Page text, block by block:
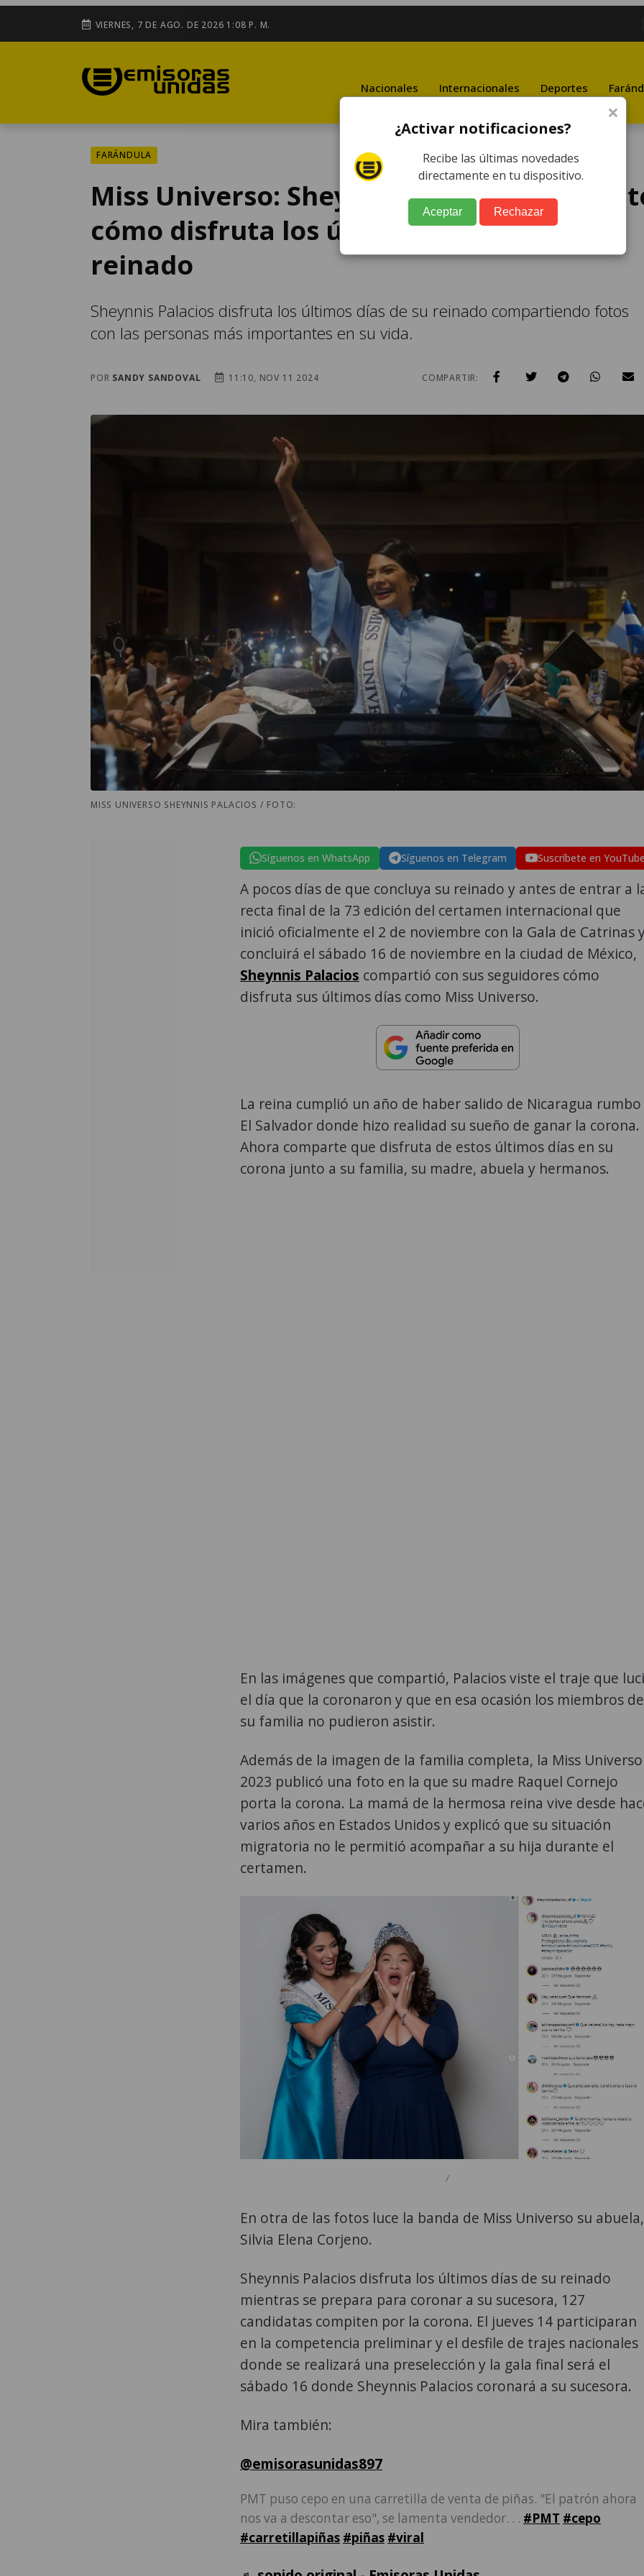
VIERNES, 7 DE AGO. DE 2026 1:08 P. M.
Nacionales Internacionales Deportes
FARÁNDULA
Miss Universo: Sheynnis Palacios
cómo disfruta los últimos días de su
reinado
Sheynnis Palacios disfruta los últimos días de su reinado compartiendo fotos
con las personas más importantes en su vida.
POR SANDY SANDOVAL 11:10, NOV 11 2024 COMPARTIR:
MISS UNIVERSO SHEYNNIS PALACIOS / FOTO:
Síguenos en WhatsApp Síguenos en Telegram Suscríbete en
A pocos días de que concluya su reinado y antes de entrar a
recta final de la 73 edición del certamen internacional que
inició oficialmente el 2 de noviembre con la Gala de Catrinas
concluirá el sábado 16 de noviembre en la ciudad de México,
Sheynnis Palacios compartió con sus seguidores cómo
disfruta sus últimos días como Miss Universo.
La reina cumplió un año de haber salido de Nicaragua rumbo
El Salvador donde hizo realidad su sueño de ganar la corona.
Ahora comparte que disfruta de estos últimos días en su
corona junto a su familia, su madre, abuela y hermanos.
En las imágenes que compartió, Palacios viste el traje que
el día que la coronaron y que en esa ocasión los miembros de
su familia no pudieron asistir.
Además de la imagen de la familia completa, la Miss Universo
2023 publicó una foto en la que su madre Raquel Cornejo
porta la corona. La mamá de la hermosa reina vive desde
varios años en Estados Unidos y explicó que su situación
migratoria no le permitió acompañar a su hija durante el
certamen.
/
En otra de las fotos luce la banda de Miss Universo su abuela,
Silvia Elena Corjeno.
Sheynnis Palacios disfruta los últimos días de su reinado
mientras se prepara para coronar a su sucesora, 127
candidatas compiten por la corona. El jueves 14 participaran
en la competencia preliminar y el desfile de trajes nacionales
donde se realizará una preselección y la gala final será el
sábado 16 donde Sheynnis Palacios coronará a su sucesora.
Mira también:
@emisorasunidas897
PMT puso cepo en una carretilla de venta de piñas. "El patrón ahora
nos va a descontar eso", se lamenta vendedor. . . #PMT #cepo
#carretillapiñas #piñas #viral
×
¿Activar notificaciones?
Recibe las últimas novedades
directamente en tu dispositivo.
Aceptar Rechazar